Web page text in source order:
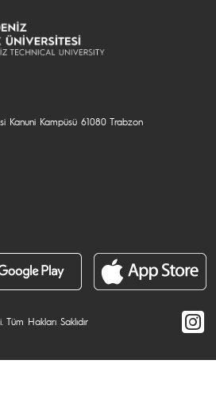
Kanuni Kampüsü 61080 Trabzon
Hakları Saklıdır